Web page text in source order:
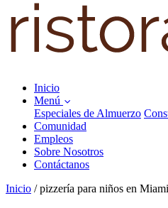
Inicio
Menú
Especiales de Almuerzo
Comunidad
Empleos
Sobre Nosotros
Contáctanos
Inicio / pizzería para niños en Miami